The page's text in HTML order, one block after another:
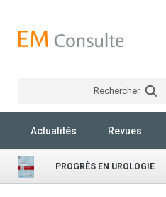
Rechercher
Actualités Revues
PROGRÈS EN UROLOGIE